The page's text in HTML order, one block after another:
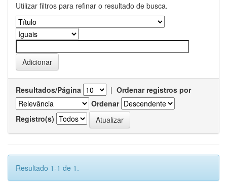
Utilizar filtros para refinar o resultado de busca.
Resultados/Página | Ordenar registros por
Ordenar
Registro(s)
Resultado 1-1 de 1.